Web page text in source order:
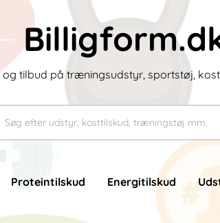
og tilbud på træningsudstyr, sportstøj,
Proteintilskud Energitilskud